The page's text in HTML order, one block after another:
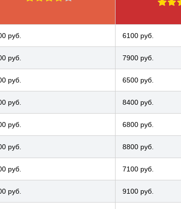
руб. 6100 руб.
руб. 7900 руб.
руб. 6500 руб.
руб. 8400 руб.
руб. 6800 руб.
руб. 8800 руб.
руб. 7100 руб.
руб. 9100 руб.